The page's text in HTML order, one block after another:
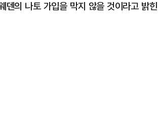
덴의 나토 가입을 막지 않을 것이라고 밝힌